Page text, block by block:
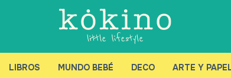
LIBROS MUNDO BEBÉ DECO ARTE Y